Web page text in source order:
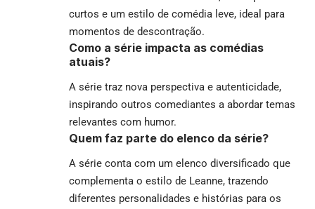
curtos e um estilo de comédia leve, ideal para
momentos de descontração.
Como a série impacta as comédias
atuais?
A série traz nova perspectiva e autenticidade,
inspirando outros comediantes a abordar temas
relevantes com humor.
Quem faz parte do elenco da série?
A série conta com um elenco diversificado que
complementa o estilo de Leanne, trazendo
diferentes personalidades e histórias para os